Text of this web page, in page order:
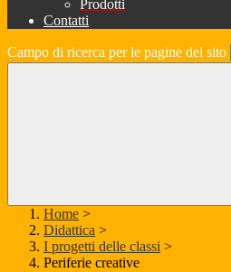
Prodotti
Contatti
Campo di ricerca per le pagine del sito
Home >
Didattica >
I progetti delle classi >
Periferie creative